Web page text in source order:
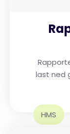
last ned
HMS